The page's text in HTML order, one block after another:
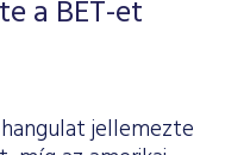
a BÉT-et
jellemezte